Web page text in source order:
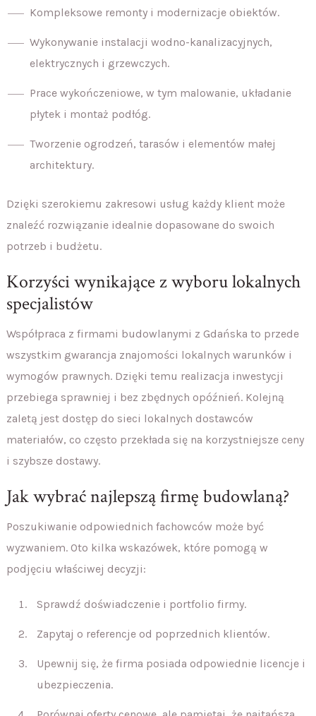
Kompleksowe remonty i modernizacje obiektów.
Wykonywanie instalacji wodno-kanalizacyjnych,
elektrycznych i grzewczych.
Prace wykończeniowe, w tym malowanie, układanie
płytek i montaż podłóg.
Tworzenie ogrodzeń, tarasów i elementów małej
architektury.
Dzięki szerokiemu zakresowi usług każdy klient może
znaleźć rozwiązanie idealnie dopasowane do swoich
potrzeb i budżetu.
Korzyści wynikające z wyboru lokalnych
specjalistów
Współpraca z firmami budowlanymi z Gdańska to przede
wszystkim gwarancja znajomości lokalnych warunków i
wymogów prawnych. Dzięki temu realizacja inwestycji
przebiega sprawniej i bez zbędnych opóźnień. Kolejną
zaletą jest dostęp do sieci lokalnych dostawców
materiałów, co często przekłada się na korzystniejsze ceny
i szybsze dostawy.
Jak wybrać najlepszą firmę budowlaną?
Poszukiwanie odpowiednich fachowców może być
wyzwaniem. Oto kilka wskazówek, które pomogą w
podjęciu właściwej decyzji:
Sprawdź doświadczenie i portfolio firmy.
Zapytaj o referencje od poprzednich klientów.
Upewnij się, że firma posiada odpowiednie licencje i
ubezpieczenia.